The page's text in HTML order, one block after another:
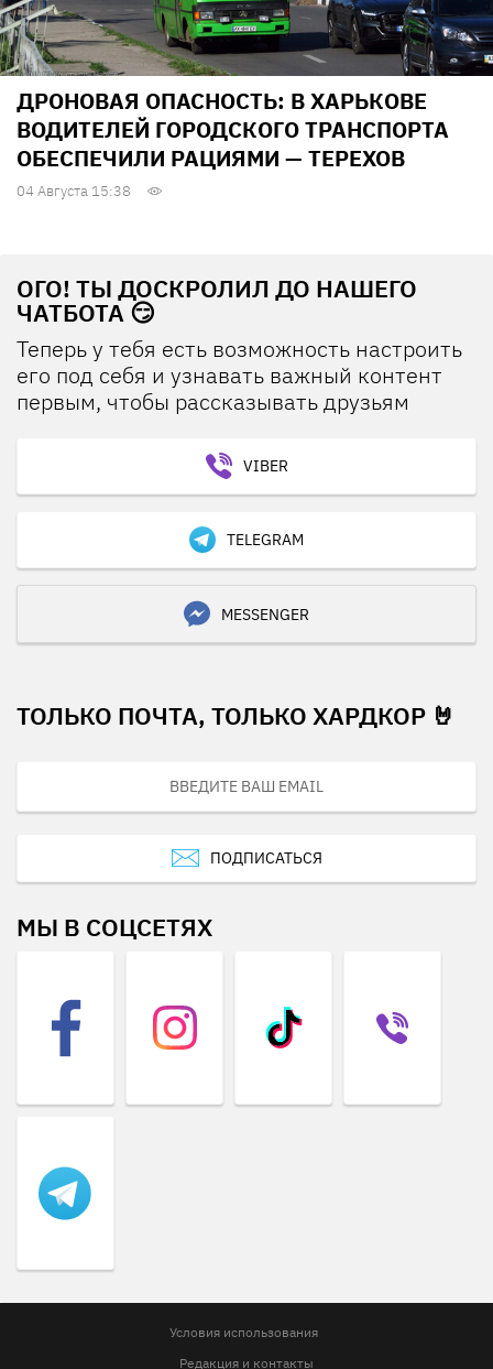
ДРОНОВАЯ ОПАСНОСТЬ: В ХАРЬКОВЕ
ВОДИТЕЛЕЙ ГОРОДСКОГО ТРАНСПОРТА
ОБЕСПЕЧИЛИ РАЦИЯМИ — ТЕРЕХОВ
04 Августа 15:38
ОГО! ТЫ ДОСКРОЛИЛ ДО НАШЕГО
ЧАТБОТА 😏
Теперь у тебя есть возможность настроить
его под себя и узнавать важный контент
первым, чтобы рассказывать друзьям
VIBER
TELEGRAM
MESSENGER
ТОЛЬКО ПОЧТА, ТОЛЬКО ХАРДКОР 🤘
ПОДПИСАТЬСЯ
МЫ В СОЦСЕТЯХ
Условия использования
Редакция и контакты